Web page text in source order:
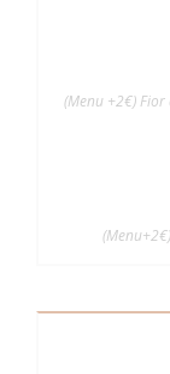
(Menu +2€)